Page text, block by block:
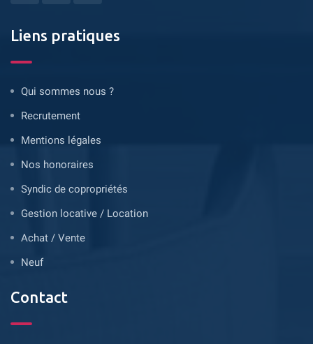
Liens pratiques
Qui sommes nous ?
Recrutement
Mentions légales
Nos honoraires
Syndic de copropriétés
Gestion locative / Location
Achat / Vente
Neuf
Contact